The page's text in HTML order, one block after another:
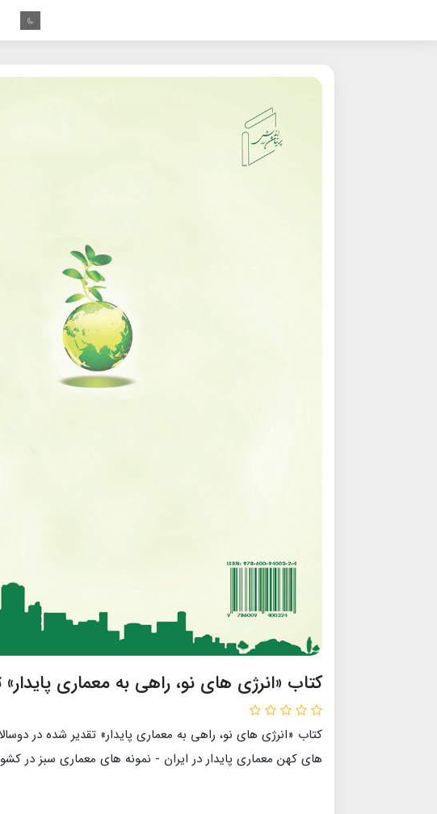
کتاب «انرژی های نو، راهی به معماری
کتاب «انرژی های نو، راهی به معماری پایدار» تقدیر شده در
های کهن معماری پایدار در ایران - نمونه های معماری سبز در